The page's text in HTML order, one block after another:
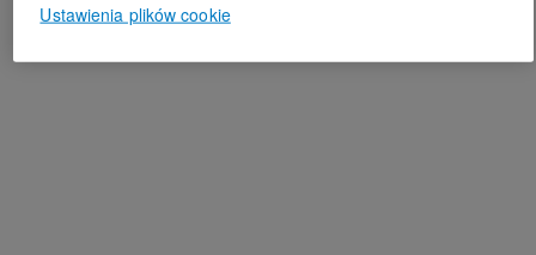
Ustawienia plików cookie